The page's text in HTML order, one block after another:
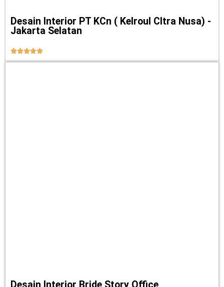
Desain Interior PT KCn ( Kelroul CItra Nusa) -
Jakarta Selatan

Desain Interior Bride Story Office